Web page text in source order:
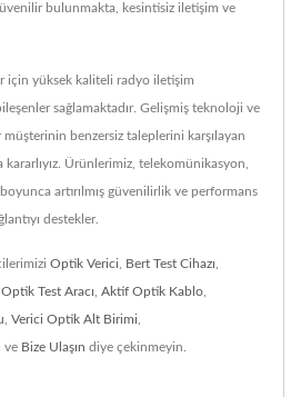
bulunmakta, kesintisiz iletişim ve
için yüksek kaliteli radyo iletişim
sağlamaktadır. Gelişmiş teknoloji ve
müşterinin benzersiz taleplerini karşılayan
Ürünlerimiz, telekomünikasyon,
artırılmış güvenilirlik ve performans
destekler.
Optik Verici Bert Test Cihazı
Test Aracı Aktif Optik Kablo
Verici Optik Alt Birimi
ve Bize Ulaşın diye çekinmeyin.